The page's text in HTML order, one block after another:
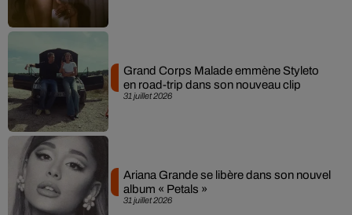
31 juillet 2026
Grand Corps Malade emmène Styleto
en road-trip dans son nouveau clip
31 juillet 2026
Ariana Grande se libère dans son nouvel
album « Petals »